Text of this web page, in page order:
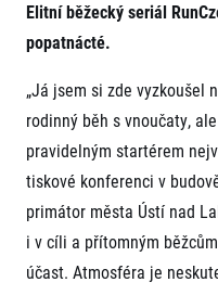
Systém bodování
Pravidla a všeobecné informace
Přeregistrace na jiného
Pověření k vyzvednutí čísla
Reklamace výsledků
Vaše Fotografie
Inspirace
Příběhy běžců
RunCzech Story
AIMS Race Calendar
Komunity
Prvoběžci
RunCzech Kings & Queens
RunCzech Stars
dm rodinná míle
RunCzech Pacers
Running Doctors
Charita
Seznam neziskových organizací
Užitečné
O nás
Kontakt
Pro veřejnost
Elitní běžecký seriál
popatnácté.
„Já jsem si zde vyzkoušel
rodinný běh s vnoučaty,
pravidelným startérem
tiskové konferenci v
primátor města Ústí nad
i v cíli a přítomným
účast. Atmosféra je